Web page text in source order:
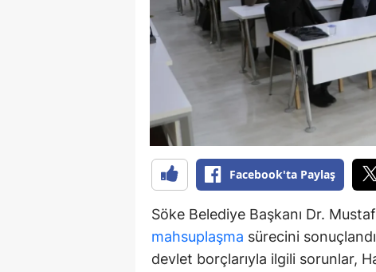
Tokat
Uşak
Van
Facebook'ta Paylaş
Söke Belediye Başkanı Dr.
mahsuplaşma sürecini
devlet borçlarıyla ilgili sorunlar,